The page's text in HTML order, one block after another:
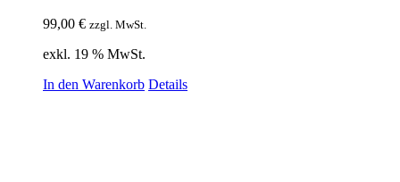
99,00 € zzgl. MwSt.
exkl. 19 % MwSt.
In den Warenkorb Details